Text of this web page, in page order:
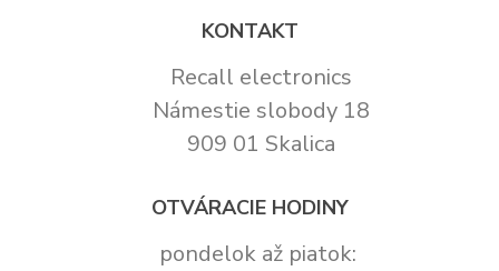
KONTAKT
Recall electronics
Námestie slobody 18
909 01 Skalica
OTVÁRACIE HODINY
pondelok až piatok: